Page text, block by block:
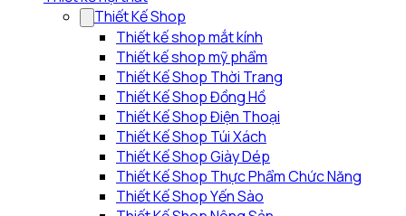
Thiết Kế Shop
Thiết kế shop mắt kính
Thiết kế shop mỹ phẩm
Thiết Kế Shop Thời Trang
Thiết Kế Shop Đồng Hồ
Thiết Kế Shop Điện Thoại
Thiết Kế Shop Túi Xách
Thiết Kế Shop Giày Dép
Thiết Kế Shop Thực Phẩm Chức Năng
Thiết Kế Shop Yến Sào